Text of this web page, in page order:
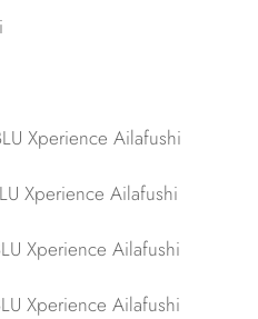
Xperience Ailafushi
Xperience Ailafushi
Xperience Ailafushi
Xperience Ailafushi